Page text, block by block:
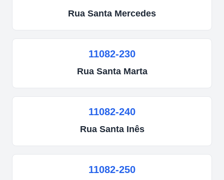
Rua Santa Mercedes
11082-230
Rua Santa Marta
11082-240
Rua Santa Inês
11082-250